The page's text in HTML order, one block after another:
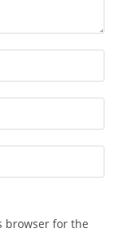
browser for the